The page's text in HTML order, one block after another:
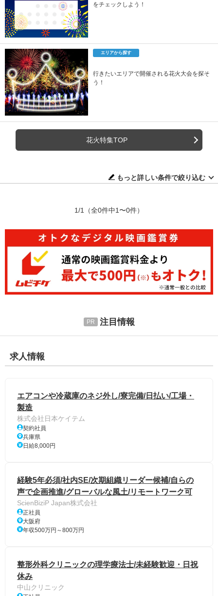
をチェックしよう！
エリアから探す
行きたいエリアで開催される花火大会を探そ
う！
花火特集TOP
もっと詳しい条件で絞り込む
1/1 （全0件中1〜0件）
注目情報
求人情報
エアコンや冷蔵庫のネジ外し/寮完備/日払い/工場・
製造
株式会社日本ケイテム
契約社員
兵庫県
日給8,000円
経験5年必須/社内SE/次期組織リーダー候補/自らの
声で企画推進/グローバルな風土/リモートワーク可
ScienBiziP Japan株式会社
正社員
大阪府
年収500万円～800万円
整形外科クリニックの理学療法士/未経験歓迎・日祝
休み
中山クリニック